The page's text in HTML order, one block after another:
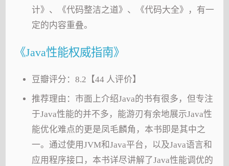
计》、《代码整洁之道》、《代码大全》，有一
定的内容重叠。
《Java性能权威指南》
豆瓣评分：8.2【44 人评价】
推荐理由：市面上介绍Java的书有很多，但专注
于Java性能的并不多，能游刃有余地展示Java性
能优化难点的更是凤毛麟角，本书即是其中之
一。通过使用JVM和Java平台，以及Java语言和
应用程序接口，本书详尽讲解了Java性能调优的